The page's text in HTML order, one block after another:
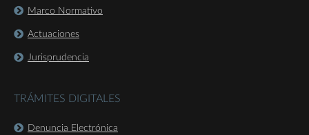
Marco Normativo
Actuaciones
Jurisprudencia
TRÁMITES DIGITALES
Denuncia Electrónica